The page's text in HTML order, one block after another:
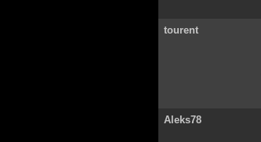
tourent
Aleks78